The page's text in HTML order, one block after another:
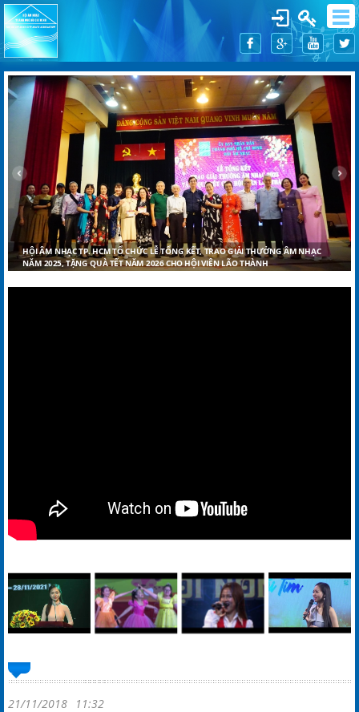
HỘI ÂM NHẠC TP. HCM TỔ CHỨC LỄ TỔNG KẾT, TRAO GIẢI THƯỞNG ÂM NHẠC
NĂM 2025, TẶNG QUÀ TẾT NĂM 2026 CHO HỘI VIÊN LÃO THÀNH
21/11/2018
11:32